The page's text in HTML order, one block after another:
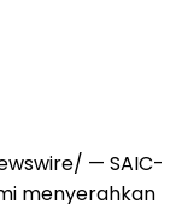
— SAIC-
menyerahkan